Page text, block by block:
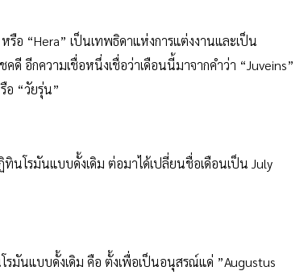
อ “Hera” เป็นเทพธิดาแห่งการแต่งงานและเป็น
ดี อีกความเชื่อหนึ่งเชื่อว่าเดือนนี้มาจากคำว่า “Juveins”
“วัยรุ่น”
โรมันแบบดั้งเดิม ต่อมาได้เปลี่ยนชื่อเดือนเป็น July